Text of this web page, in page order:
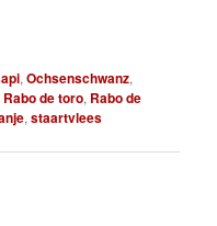
,Ochsenschwanz,
Rabo de toro, Rabo de
,staartvlees